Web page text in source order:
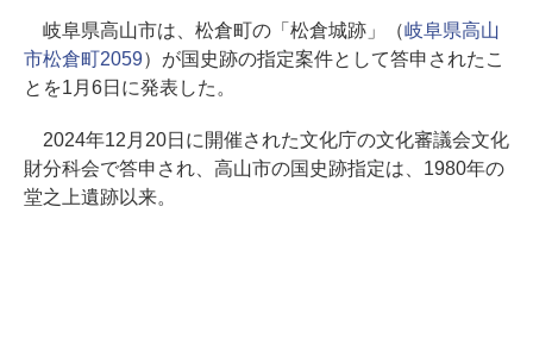
岐阜県高山市は、松倉町の「松倉城跡」（岐阜県高山
市松倉町2059）が国史跡の指定案件として答申されたこ
とを1月6日に発表した。
2024年12月20日に開催された文化庁の文化審議会文化
財分科会で答申され、高山市の国史跡指定は、1980年の
堂之上遺跡以来。